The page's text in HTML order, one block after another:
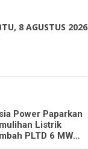
8 AGUSTUS 2026
Power Paparkan
Listrik
PLTD 6 MW…